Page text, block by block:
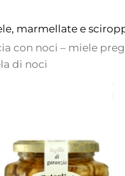
marmellate e
con noci – miele
di noci